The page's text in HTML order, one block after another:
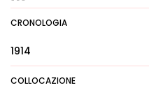
CRONOLOGIA
1914
COLLOCAZIONE